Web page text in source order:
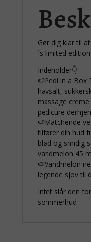
Gør dig klar til
´s limited
Indeholder👇
🍉Pedi in a Box
havsalt,
massage
pedicure
🍉Matchende
tilfører din hud
blød og smidig
vandmelon 45
🍉Vandmelon
legende sjov til
Intet slår den
sommerhud